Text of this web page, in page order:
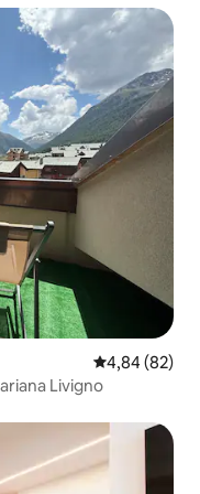
Prosečna
4,84 (82)
Livigno